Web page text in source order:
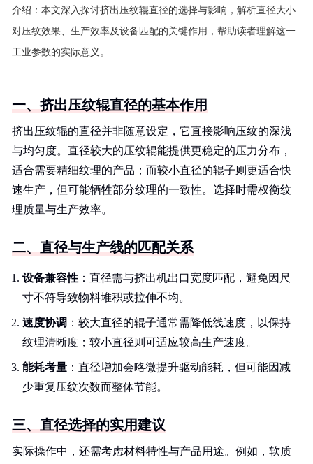
介绍： 本文深入探讨挤出压纹辊直径的选择与影响，解析直径大小
对压纹效果、生产效率及设备匹配的关键作用，帮助读者理解这一
工业参数的实际意义。
一、挤出压纹辊直径的基本作用
挤出压纹辊的直径并非随意设定，它直接影响压纹的深浅
与均匀度。直径较大的压纹辊能提供更稳定的压力分布，
适合需要精细纹理的产品；而较小直径的辊子则更适合快
速生产，但可能牺牲部分纹理的一致性。选择时需权衡纹
理质量与生产效率。
二、直径与生产线的匹配关系
设备兼容性 ：直径需与挤出机出口宽度匹配，避免因尺
寸不符导致物料堆积或拉伸不均。
速度协调 ：较大直径的辊子通常需降低线速度，以保持
纹理清晰度；较小直径则可适应较高生产速度。
能耗考量 ：直径增加会略微提升驱动能耗，但可能因减
少重复压纹次数而整体节能。
三、直径选择的实用建议
实际操作中，还需考虑材料特性与产品用途。例如，软质